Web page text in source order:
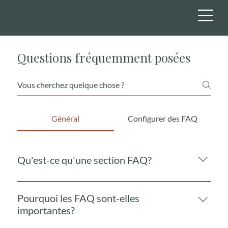
Questions fréquemment posées
Général Configurer des FAQ
Qu'est-ce qu'une section FAQ?
Une section FAQ peut être utilisée pour répondre
rapidement aux questions fréquemment posées sur
votre entreprise. Par exemple, «Proposez-vous la
Pourquoi les FAQ sont-elles
importantes?